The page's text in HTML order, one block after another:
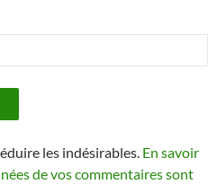
les indésirables. En savoir
de vos commentaires sont